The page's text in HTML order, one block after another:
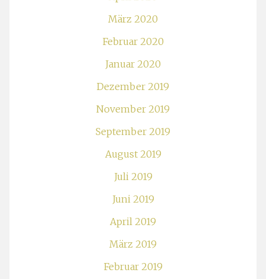
März 2020
Februar 2020
Januar 2020
Dezember 2019
November 2019
September 2019
August 2019
Juli 2019
Juni 2019
April 2019
März 2019
Februar 2019